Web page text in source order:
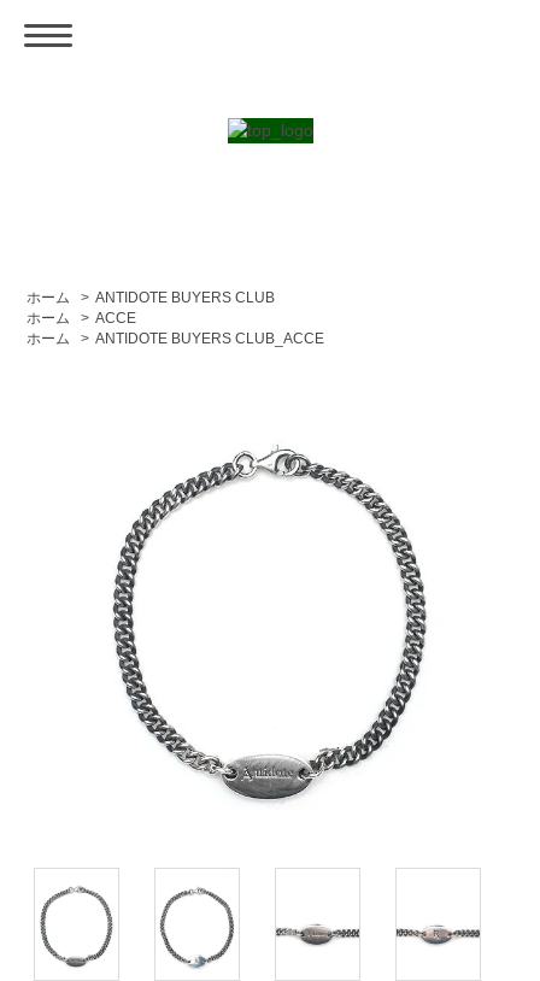
ホーム > ANTIDOTE BUYERS CLUB
ホーム
> ACCE
ホーム
> ANTIDOTE BUYERS CLUB_ACCE